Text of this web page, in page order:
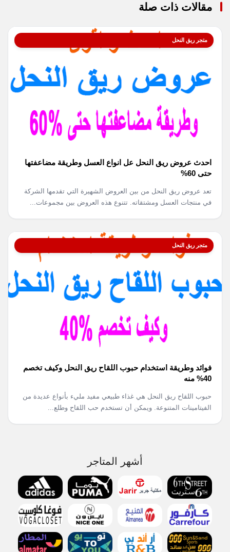
مقالات ذات صلة
متجر ريق النحل
احدث عروض ريق النحل عل انواع العسل وطريقة مضاعفتها
حتى 60%
تعد عروض ريق النحل من بين العروض الشهيرة التي تقدمها الشركة
في منتجات العسل ومشتقاته. تتنوع هذه العروض بين مجموعات...
متجر ريق النحل
فوائد وطريقة استخدام حبوب اللقاح ريق النحل وكيف تخصم
40% منه
حبوب اللقاح ريق النحل هي غذاء طبيعي مفيد مليء بأنواع عديدة من
الفيتامينات المتنوعة. ويمكن أن تستخدم حب اللقاح وطلع...
أشهر المتاجر